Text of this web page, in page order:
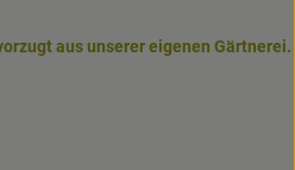
aus unserer eigenen Gärtnerei.